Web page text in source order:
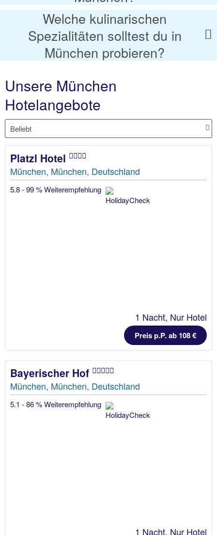
Welche kulinarischen
Spezialitäten solltest du in
München probieren?
Unsere München
Hotelangebote
Platzl Hotel
München, München, Deutschland
5.8 - 99 % Weiterempfehlung
1 Nacht, Nur Hotel
Preis p.P. ab 108 €
Bayerischer Hof
München, München, Deutschland
5.1 - 86 % Weiterempfehlung
1 Nacht, Nur Hotel